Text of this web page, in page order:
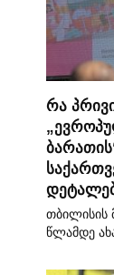
რა
თბილისის
წლამდე